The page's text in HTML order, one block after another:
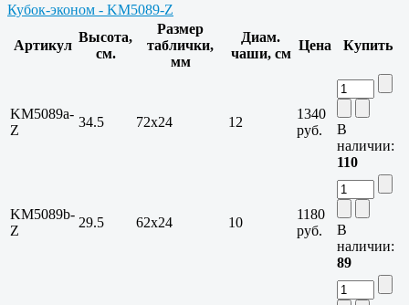
Кубок-эконом - KM5089-Z
Артикул
Высота,
см.
Размер
таблички,
мм
Диам.
чаши, см
Цена Купить
KM5089a-
Z
34.5 72х24 12
1340
руб.
В
наличии:
110
KM5089b-
Z
29.5 62х24 10
1180
руб.
В
наличии:
89